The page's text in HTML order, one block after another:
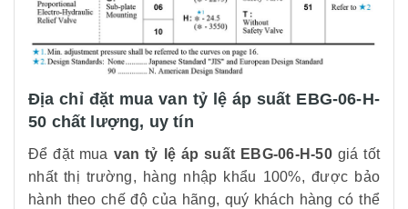
Địa chỉ đặt mua van tỷ lệ áp suất EBG-06-H-
50 chất lượng, uy tín
Để đặt mua van tỷ lệ áp suất EBG-06-H-50giá tốt
nhất thị trường, hàng nhập khẩu 100%, được bảo
hành theo chế độ của hãng, quý khách hàng có thể